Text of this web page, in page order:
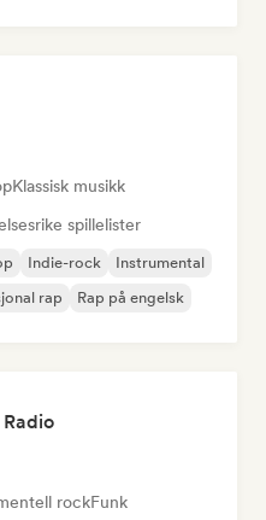
Klassisk musikk
spillelister
Indie-rock
Instrumental
rap Rap på engelsk
rockFunk